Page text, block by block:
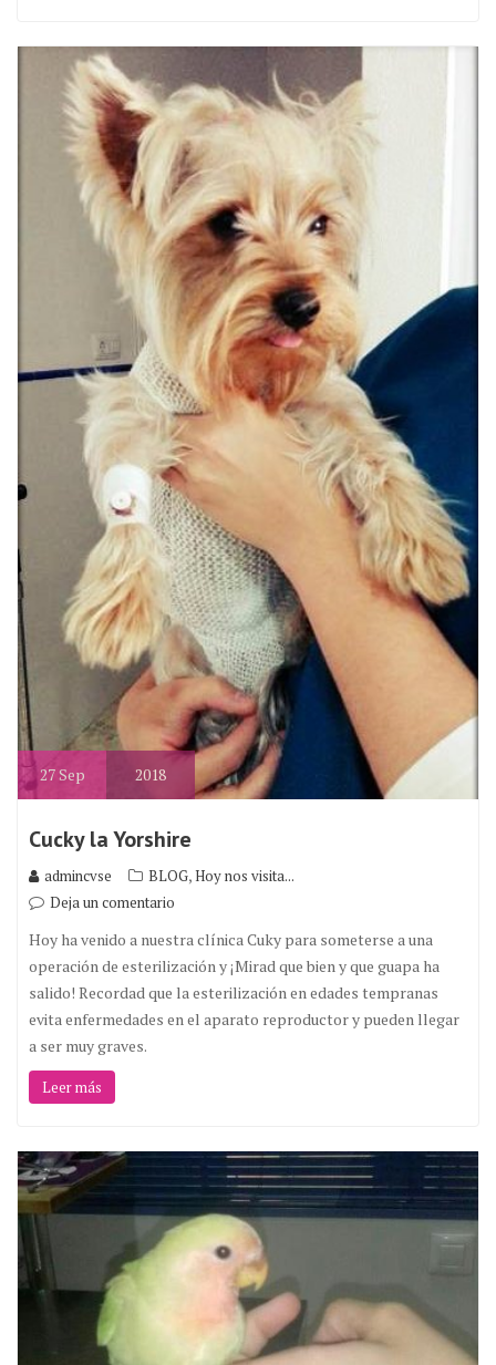
27Sep 2018
Cucky la Yorshire
admincvse BLOG,Hoy nos visita...
Deja un comentario
Hoy ha venido a nuestra clínica Cuky para someterse a una
operación de esterilización y ¡Mirad que bien y que guapa ha
salido! Recordad que la esterilización en edades tempranas
evita enfermedades en el aparato reproductor y pueden llegar
a ser muy graves.
Leer más